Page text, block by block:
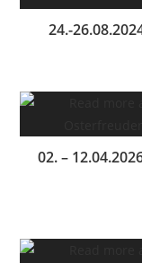
24.-
02. –